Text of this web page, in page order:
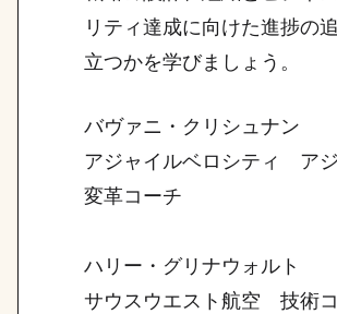
リティ達成に向けた進捗の
立つかを学びましょう。
バヴァニ・クリシュナン
アジャイルベロシティ ア
変革コーチ
ハリー・グリナウォルト
サウスウエスト航空 技術